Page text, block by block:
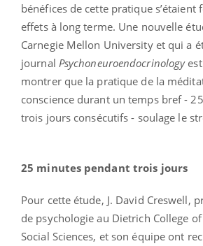
bénéfices de cette pratique s’étaient
effets à long terme. Une nouvelle
Carnegie Mellon University et qui a
journal Psychoneuroendocrinologyest
montrer que la pratique de la
conscience durant un temps bref -
trois jours consécutifs - soulage le
25 minutes pendant trois jours
Pour cette étude, J. David Creswell,
de psychologie au Dietrich College
Social Sciences, et son équipe ont